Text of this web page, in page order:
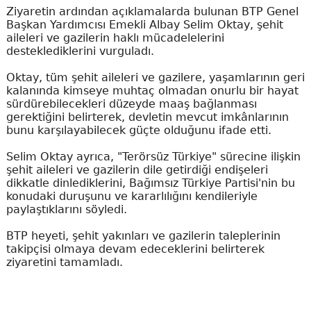
Ziyaretin ardından açıklamalarda bulunan BTP Genel
Başkan Yardımcısı Emekli Albay Selim Oktay, şehit
aileleri ve gazilerin haklı mücadelelerini
desteklediklerini vurguladı.
Oktay, tüm şehit aileleri ve gazilere, yaşamlarının geri
kalanında kimseye muhtaç olmadan onurlu bir hayat
sürdürebilecekleri düzeyde maaş bağlanması
gerektiğini belirterek, devletin mevcut imkânlarının
bunu karşılayabilecek güçte olduğunu ifade etti.
Selim Oktay ayrıca, "Terörsüz Türkiye" sürecine ilişkin
şehit aileleri ve gazilerin dile getirdiği endişeleri
dikkatle dinlediklerini, Bağımsız Türkiye Partisi'nin bu
konudaki duruşunu ve kararlılığını kendileriyle
paylaştıklarını söyledi.
BTP heyeti, şehit yakınları ve gazilerin taleplerinin
takipçisi olmaya devam edeceklerini belirterek
ziyaretini tamamladı.